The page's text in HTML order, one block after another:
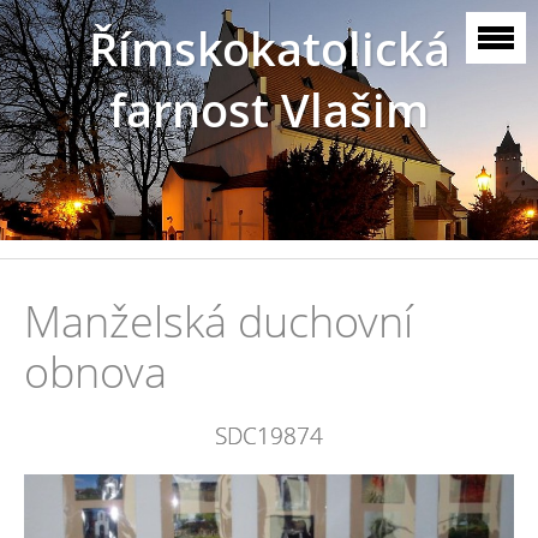
Římskokatolická
farnost Vlašim
Manželská duchovní
obnova
SDC19874